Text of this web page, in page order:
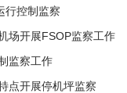
行控制监察
场开展FSOP监察工作
监察工作
点开展停机坪监察